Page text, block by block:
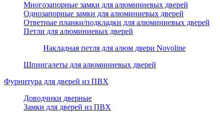
Многозапорные замки для алюминиевых дверей
Однозапорные замки для алюминиевых дверей
Ответные планки/подкладки для алюминиевых дверей
Петли для алюминиевых дверей
Накладная петля для алюм двери Novoline
Шпингалеты для алюминиевых дверей
Фурнитура для дверей из ПВХ
Доводчики дверные
Замки для дверей из ПВХ